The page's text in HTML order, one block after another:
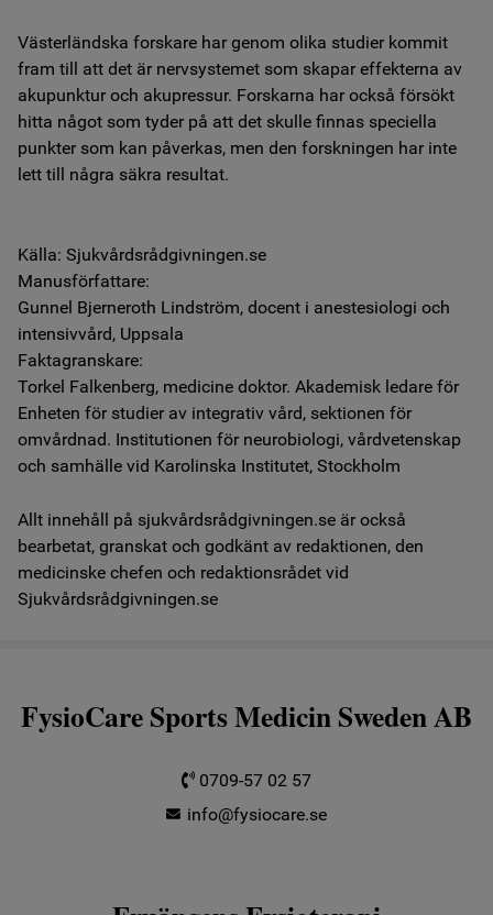
Västerländska forskare har genom olika studier kommit
fram till att det är nervsystemet som skapar effekterna av
akupunktur och akupressur. Forskarna har också försökt
hitta något som tyder på att det skulle finnas speciella
punkter som kan påverkas, men den forskningen har inte
lett till några säkra resultat.
Källa: Sjukvårdsrådgivningen.se
Manusförfattare:
Gunnel Bjerneroth Lindström, docent i anestesiologi och
intensivvård, Uppsala
Faktagranskare:
Torkel Falkenberg, medicine doktor. Akademisk ledare för
Enheten för studier av integrativ vård, sektionen för
omvårdnad. Institutionen för neurobiologi, vårdvetenskap
och samhälle vid Karolinska Institutet, Stockholm
Allt innehåll på sjukvårdsrådgivningen.se är också
bearbetat, granskat och godkänt av redaktionen, den
medicinske chefen och redaktionsrådet vid
Sjukvårdsrådgivningen.se
FysioCare Sports Medicin Sweden AB
0709-57 02 57
info@fysiocare.se